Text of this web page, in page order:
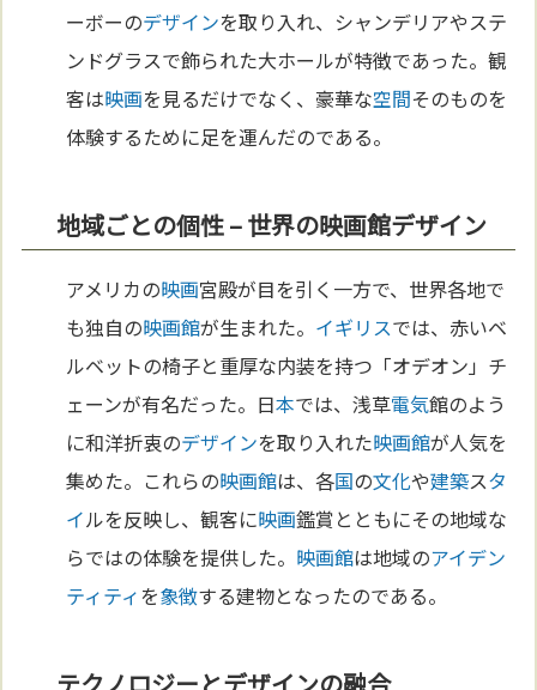
ーボーのデザインを取り入れ、シャンデリアやステ
ンドグラスで飾られた大ホールが特徴であった。観
客は映画を見るだけでなく、豪華な空間そのものを
体験するために足を運んだのである。
地域ごとの個性 – 世界の映画館デザイン
アメリカの映画宮殿が目を引く一方で、世界各地で
も独自の映画館が生まれた。 イギリスでは、赤いベ
ルベットの椅子と重厚な内装を持つ「オデオン」チ
ェーンが有名だった。日本では、浅草電気館のよう
に和洋折衷のデザインを取り入れた映画館が人気を
集めた。これらの映画館は、各国の文化や建築スタ
イルを反映し、観客に映画鑑賞とともにその地域な
らではの体験を提供した。 映画館は地域のアイデン
ティティを象徴する建物となったのである。